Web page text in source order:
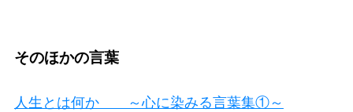
そのほかの言葉
人生とは何か ～心に染みる言葉集①～